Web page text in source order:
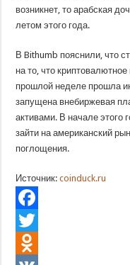
возникнет, то арабская
летом этого года.
В Bithumb пояснили, что
на то, что
прошлой неделе прошла
запущена внебиржевая
активами. В начале этого
зайти на американский
поглощения.
Источник: coinduck.ru
Facebook
Twitter